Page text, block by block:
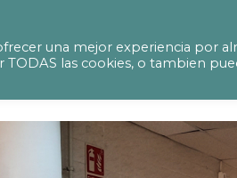
una mejor experiencia por
las cookies, o tambien